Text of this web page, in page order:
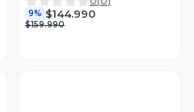
9% $144.990
$159.990